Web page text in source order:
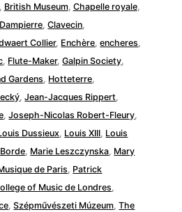
British Museum, Chapelle royale,
,Clavecin,
Collier, Enchère,encheres,
, Flute-Maker,Galpin Society,
Gardens, Hotteterre,
,Jean-Jacques Rippert,
,Joseph-Nicolas Robert-Fleury,
Dussieux, Louis XIII, Louis
, Marie Leszczynska, Mary
de Paris, Patrick
of Music de Londres,
,Szépművészeti Múzeum,The